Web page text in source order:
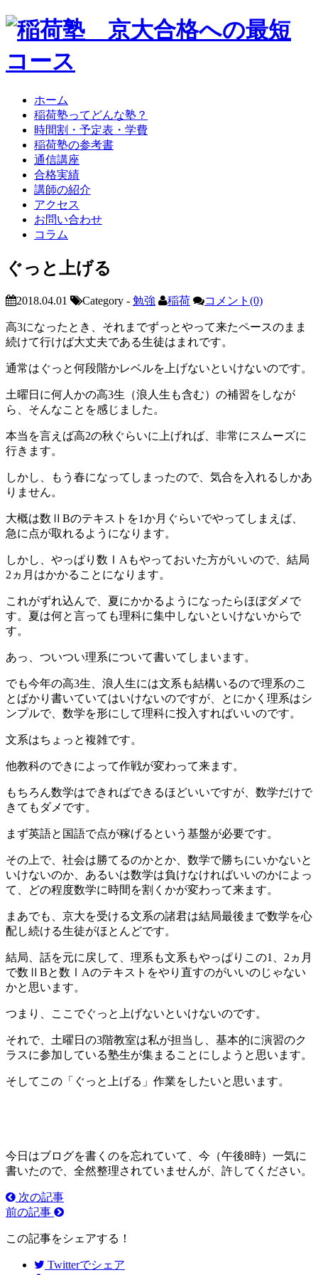
ホーム
稲荷塾ってどんな塾？
時間割・予定表・学費
稲荷塾の参考書
通信講座
合格実績
講師の紹介
アクセス
お問い合わせ
コラム
ぐっと上げる
2018.04.01 Category - 勉強 稲荷 コメント(0)
高3になったとき、それまでずっとやって来たペースのまま
続けて行けば大丈夫である生徒はまれです。
通常はぐっと何段階かレベルを上げないといけないのです。
土曜日に何人かの高3生（浪人生も含む）の補習をしなが
ら、そんなことを感じました。
本当を言えば高2の秋ぐらいに上げれば、非常にスムーズに
行きます。
しかし、もう春になってしまったので、気合を入れるしかあ
りません。
大概は数ⅡBのテキストを1か月ぐらいでやってしまえば、
急に点が取れるようになります。
しかし、やっぱり数ⅠAもやっておいた方がいいので、結局
2ヵ月はかかることになります。
これがずれ込んで、夏にかかるようになったらほぼダメで
す。夏は何と言っても理科に集中しないといけないからで
す。
あっ、ついつい理系について書いてしまいます。
でも今年の高3生、浪人生には文系も結構いるので理系のこ
とばかり書いていてはいけないのですが、とにかく理系はシ
ンプルで、数学を形にして理科に投入すればいいのです。
文系はちょっと複雑です。
他教科のできによって作戦が変わって来ます。
もちろん数学はできればできるほどいいですが、数学だけで
きてもダメです。
まず英語と国語で点が稼げるという基盤が必要です。
その上で、社会は勝てるのかとか、数学で勝ちにいかないと
いけないのか、あるいは数学は負けなければいいのかによっ
て、どの程度数学に時間を割くかが変わって来ます。
まあでも、京大を受ける文系の諸君は結局最後まで数学を心
配し続ける生徒がほとんどです。
結局、話を元に戻して、理系も文系もやっぱりこの1、2ヵ月
で数ⅡBと数ⅠAのテキストをやり直すのがいいのじゃない
かと思います。
つまり、ここでぐっと上げないといけないのです。
それで、土曜日の3階教室は私が担当し、基本的に演習のク
ラスに参加している塾生が集まることにしようと思います。
そしてこの「ぐっと上げる」作業をしたいと思います。
今日はブログを書くのを忘れていて、今（午後8時）一気に
書いたので、全然整理されていませんが、許してください。
次の記事
前の記事
この記事をシェアする！
Twitterでシェア